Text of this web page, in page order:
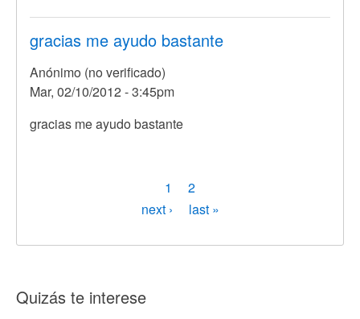
gracias me ayudo bastante
Anónimo (no verificado)
Mar, 02/10/2012 - 3:45pm
gracias me ayudo bastante
Página
actual
1 Page
2
Siguiente
next ›
Última
last »
Quizás te interese